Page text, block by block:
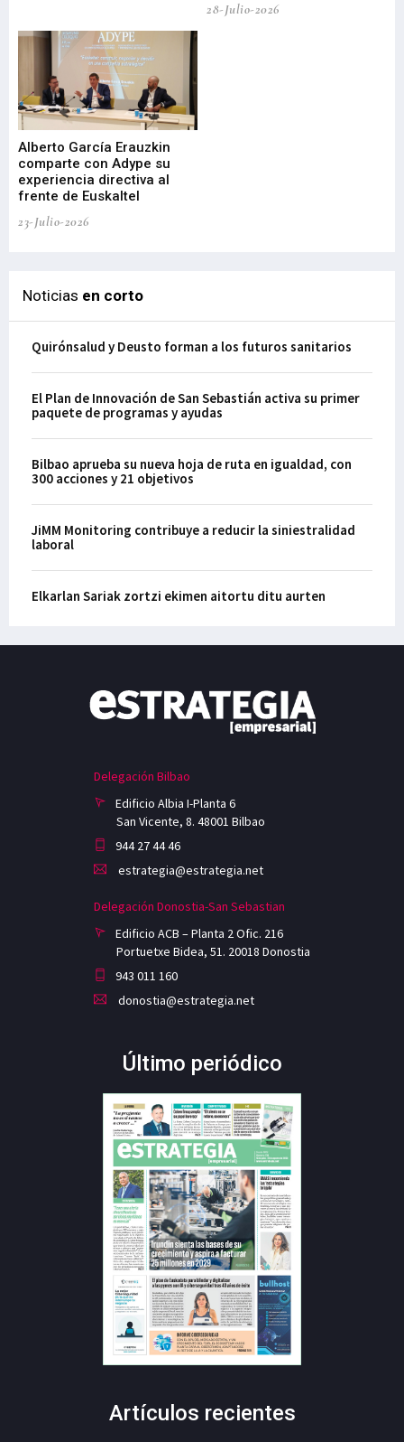
28-Julio-2026
Alberto García Erauzkin
comparte con Adype su
experiencia directiva al
frente de Euskaltel
23-Julio-2026
Noticias en corto
Quirónsalud y Deusto forman a los futuros sanitarios
El Plan de Innovación de San Sebastián activa su primer
paquete de programas y ayudas
Bilbao aprueba su nueva hoja de ruta en igualdad, con
300 acciones y 21 objetivos
JiMM Monitoring contribuye a reducir la siniestralidad
laboral
Elkarlan Sariak zortzi ekimen aitortu ditu aurten
Delegación Bilbao
Edificio Albia I-Planta 6
San Vicente, 8. 48001 Bilbao
944 27 44 46
estrategia@estrategia.net
Delegación Donostia-San Sebastian
Edificio ACB – Planta 2 Ofic. 216
Portuetxe Bidea, 51. 20018 Donostia
943 011 160
donostia@estrategia.net
Último periódico
Artículos recientes